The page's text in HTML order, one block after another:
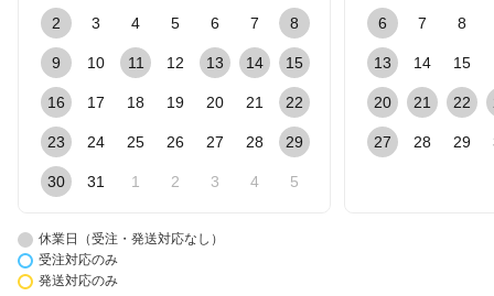
2 3 4 5 6 7 8
9 10 11 12 13 14 15
16 17 18 19 20 21 22
23 24 25 26 27 28 29
30 31 1 2 3 4 5
6 7 8
13 14 15
20 21 22
27 28 29
休業日（受注・発送対応なし）
受注対応のみ
発送対応のみ